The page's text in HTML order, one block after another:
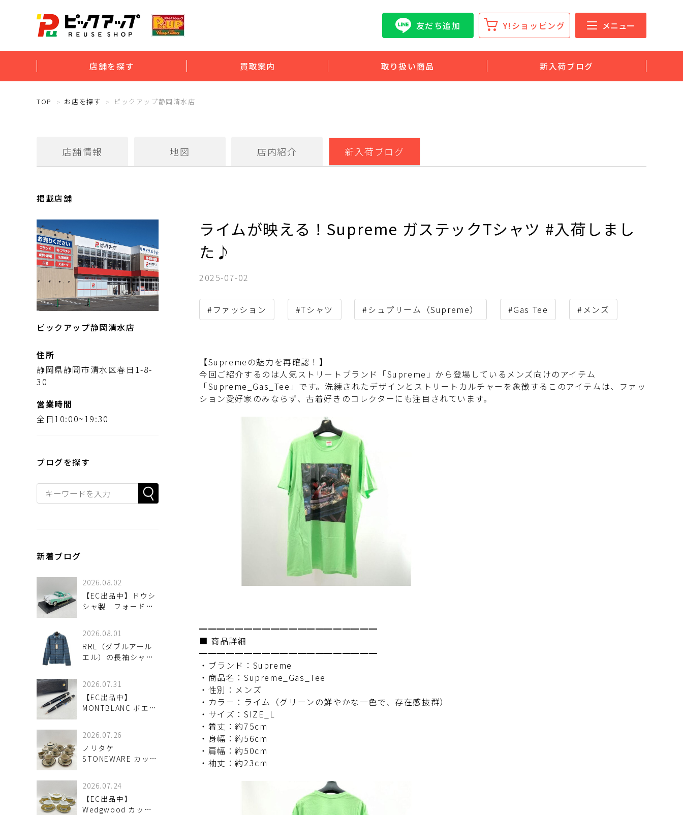
友だち追加 Y!ショッピング メニュー
店舗を探す 買取案内 取り扱い商品 新入荷ブログ
TOP お店を探す ピックアップ静岡清水店
店舗情報 地図 店内紹介 新入荷ブログ
掲載店舗
ピックアップ静岡清水店
住所
静岡県静岡市清水区春日1-8-
30
営業時間
全日10:00~19:30
ブログを探す
新着ブログ
2026.08.02
【EC出品中】ドウシ
シャ製 フォード・
荷
2026.08.01
RRL（ダブルアール
エル）の長袖シャツ
2026.07.31
【EC出品中】
MONTBLANC ボエム
2026.07.26
ノリタケ
STONEWARE カップ
2026.07.24
【EC出品中】
Wedgwood カップ&
ライムが映える！Supreme ガステックTシャツ #入荷しまし
た♪
2025-07-02
#ファッション #Tシャツ #シュプリーム（Supreme） #Gas Tee #メンズ
【Supremeの魅力を再確認！】
今回ご紹介するのは人気ストリートブランド「Supreme」から登場しているメンズ向けのアイテム
「Supreme_Gas_Tee」です。洗練されたデザインとストリートカルチャーを象徴するこのアイテムは、ファッ
ション愛好家のみならず、古着好きのコレクターにも注目されています。
━━━━━━━━━━━━━━━━━━━━
■ 商品詳細
━━━━━━━━━━━━━━━━━━━━
・ブランド：Supreme
・商品名：Supreme_Gas_Tee
・性別：メンズ
・カラー：ライム（グリーンの鮮やかな一色で、存在感抜群）
・サイズ：SIZE_L
・着丈：約75cm
・身幅：約56cm
・肩幅：約50cm
・袖丈：約23cm